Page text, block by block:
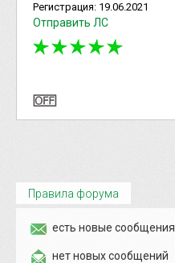
Регистрация: 19.06.2021
Отправить ЛС
Правила форума
есть новые сообщения
нет новых сообщений